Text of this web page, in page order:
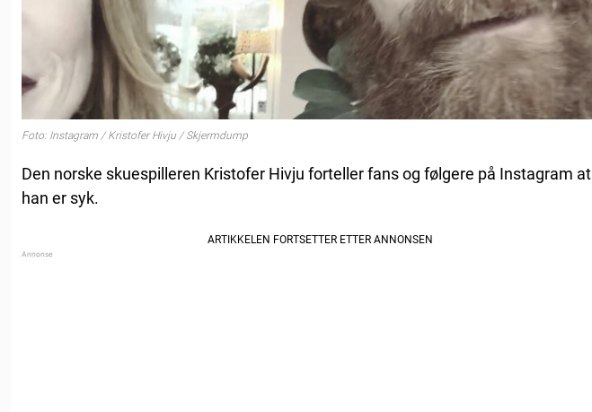
Foto: Instagram / Kristofer Hivju / Skjermdump
Den norske skuespilleren Kristofer Hivju forteller fans og følgere på Instagram at
han er syk.